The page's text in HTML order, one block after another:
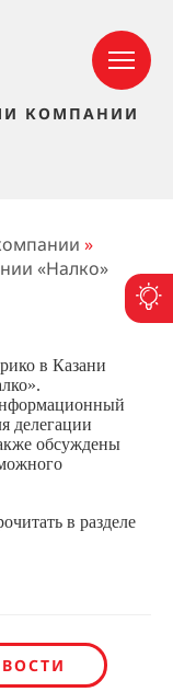
КОМПАНИИ
»
«Налко»
в Казани
делегации
обсуждены
в разделе